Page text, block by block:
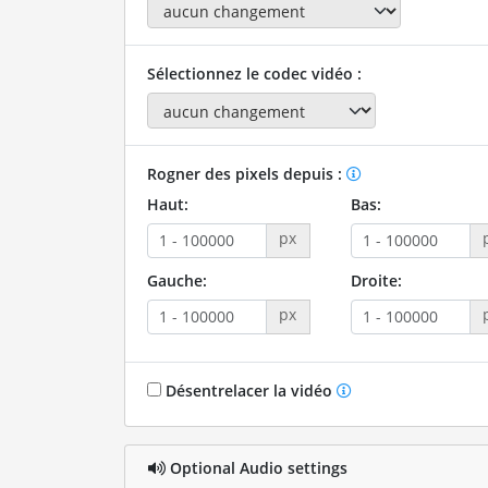
Sélectionnez le codec vidéo :
Rogner des pixels depuis :
Haut:
px
Bas:
Gauche:
px
Droite:
Désentrelacer la vidéo
Optional Audio settings